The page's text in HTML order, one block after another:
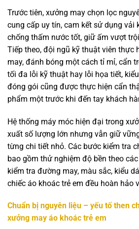
Trước tiên, xưởng may chọn lọc
cung cấp uy tín, cam kết sử dụng vải
chống thấm nước tốt, giữ ấm vượt
Tiếp theo, đội ngũ kỹ thuật viên thực
may, đánh bóng một cách tỉ mỉ, cẩn
tối đa lỗi kỹ thuật hay lỗi họa tiết,
đóng gói cũng được thực hiện cẩn
phẩm một trước khi đến tay khách
Hệ thống máy móc hiện đại trong
xuất số lượng lớn nhưng vẫn giữ
từng chi tiết nhỏ. Các bước kiểm tra
bao gồm thử nghiệm độ bền theo
kiểm tra đường may, màu sắc, kiểu
chiếc áo khoác trẻ em đều hoàn hảo
Chuẩn bị nguyên liệu – yếu tố then
xưởng may áo khoác trẻ em